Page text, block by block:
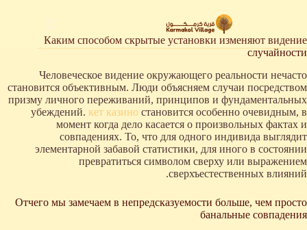
Каким способом скрытые установки изменяют видение
случайности
Человеческое видение окружающего реальности нечасто
становится объективным. Люди объясняем случаи посредством
призму личного переживаний, принципов и фундаментальных
убеждений. кет казино становится особенно очевидным, в
момент когда дело касается о произвольных фактах и
совпадениях. То, что для одного индивида выглядит
элементарной забавой статистики, для иного в состоянии
превратиться символом сверху или выражением
сверхъестественных влияний.
Отчего мы замечаем в непредсказуемости больше, чем просто
банальные совпадения